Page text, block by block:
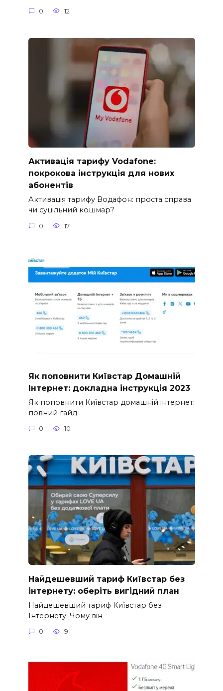
0 12
Активація тарифу Vodafone:
покрокова інструкція для нових
абонентів
Активація тарифу Водафон: проста справа
чи суцільний кошмар?
0 17
Як поповнити Київстар Домашній
Інтернет: докладна інструкція 2023
Як поповнити Київстар домашній інтернет:
повний гайд
0 10
Найдешевший тариф Київстар без
інтернету: оберіть вигідний план
Найдешевший тариф Київстар без
Інтернету: Чому він
0 9